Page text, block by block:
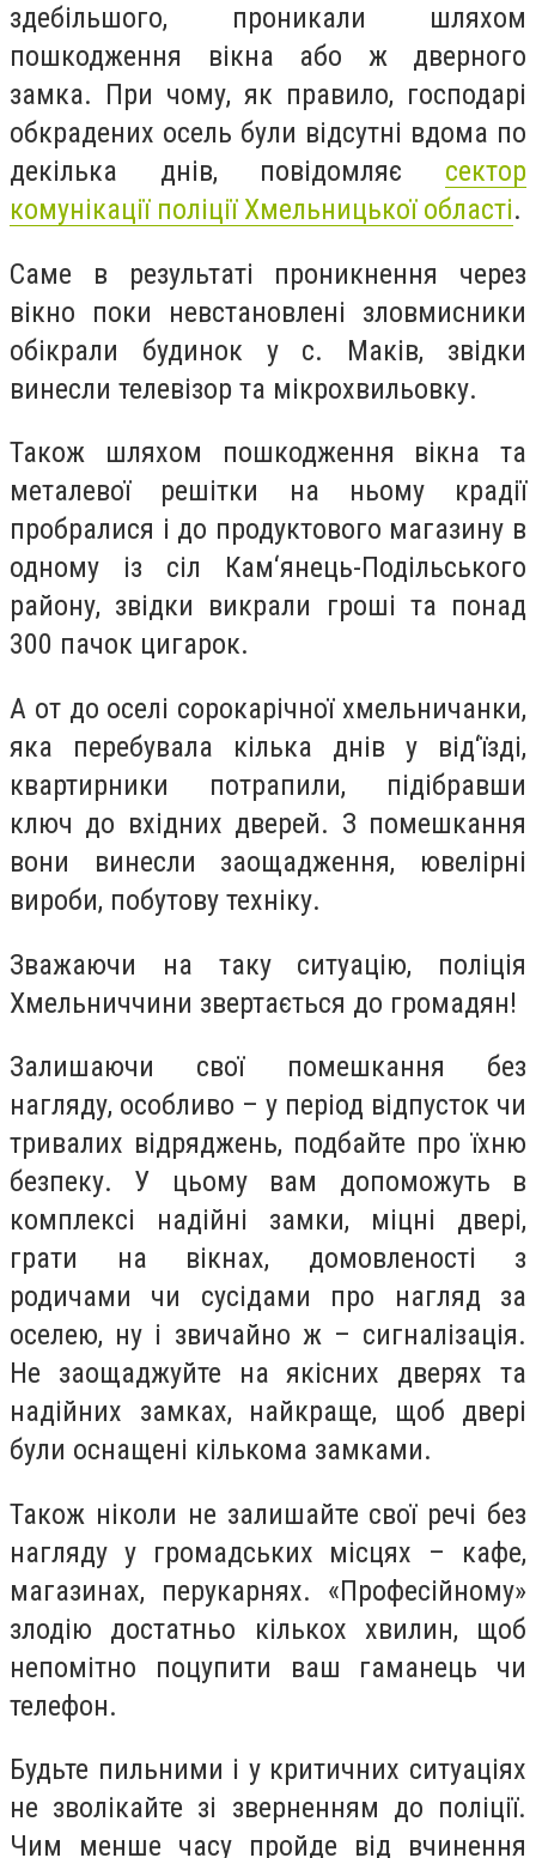
здебільшого, проникали шляхом
пошкодження вікна або ж дверного
замка. При чому, як правило, господарі
обкрадених осель були відсутні вдома по
декілька днів, повідомляє сектор
комунікації поліції Хмельницької області.
Саме в результаті проникнення через
вікно поки невстановлені зловмисники
обікрали будинок у с. Маків, звідки
винесли телевізор та мікрохвильовку.
Також шляхом пошкодження вікна та
металевої решітки на ньому крадії
пробралися і до продуктового магазину в
одному із сіл Кам‘янець-Подільського
району, звідки викрали гроші та понад
300 пачок цигарок.
А от до оселі сорокарічної хмельничанки,
яка перебувала кілька днів у від‘їзді,
квартирники потрапили, підібравши
ключ до вхідних дверей. З помешкання
вони винесли заощадження, ювелірні
вироби, побутову техніку.
Зважаючи на таку ситуацію, поліція
Хмельниччини звертається до громадян!
Залишаючи свої помешкання без
нагляду, особливо – у період відпусток чи
тривалих відряджень, подбайте про їхню
безпеку. У цьому вам допоможуть в
комплексі надійні замки, міцні двері,
грати на вікнах, домовленості з
родичами чи сусідами про нагляд за
оселею, ну і звичайно ж – сигналізація.
Не заощаджуйте на якісних дверях та
надійних замках, найкраще, щоб двері
були оснащені кількома замками.
Також ніколи не залишайте свої речі без
нагляду у громадських місцях – кафе,
магазинах, перукарнях. «Професійному»
злодію достатньо кількох хвилин, щоб
непомітно поцупити ваш гаманець чи
телефон.
Будьте пильними і у критичних ситуаціях
не зволікайте зі зверненням до поліції.
Чим менше часу пройде від вчинення